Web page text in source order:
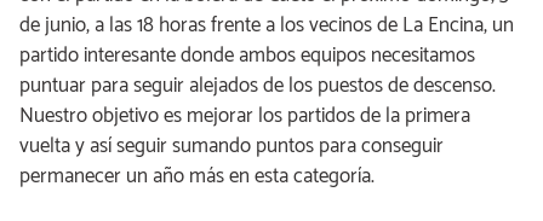
de junio, a las 18 horas frente a los vecinos de La Encina, un
partido interesante donde ambos equipos necesitamos
puntuar para seguir alejados de los puestos de descenso.
Nuestro objetivo es mejorar los partidos de la primera
vuelta y así seguir sumando puntos para conseguir
permanecer un año más en esta categoría.